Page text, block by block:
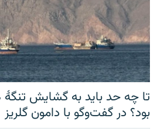
تا چه حد باید به گشایش
بود؟ در گفت‌وگو با دامون گلریز